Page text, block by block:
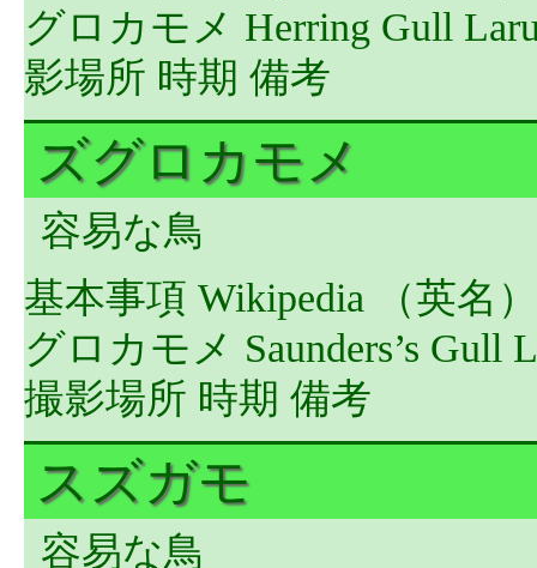
グロカモメ Herring Gull
影場所 時期 備考
ズグロカモメ
容易な鳥
基本事項 Wikipedia （英名
グロカモメ Saunders’s Gull
撮影場所 時期 備考
スズガモ
容易な鳥